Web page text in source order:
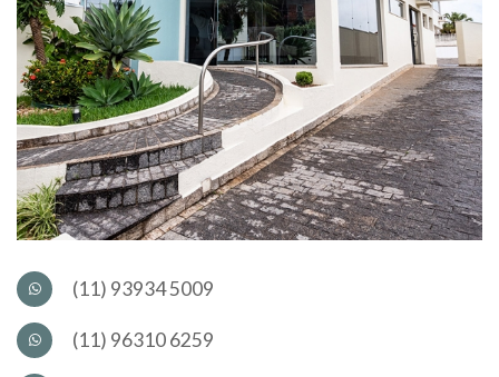
(11) 93934 5009
(11) 96310 6259